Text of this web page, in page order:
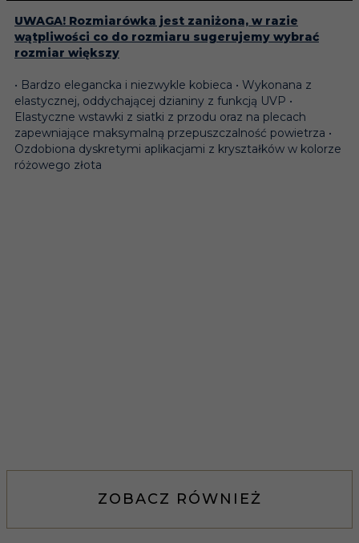
UWAGA! Rozmiarówka jest zaniżona, w razie
wątpliwości co do rozmiaru sugerujemy wybrać
rozmiar większy
• Bardzo elegancka i niezwykle kobieca • Wykonana z
elastycznej, oddychającej dzianiny z funkcją UVP •
Elastyczne wstawki z siatki z przodu oraz na plecach
zapewniające maksymalną przepuszczalność powietrza •
Ozdobiona dyskretymi aplikacjami z kryształków w kolorze
różowego złota
ZOBACZ RÓWNIEŻ